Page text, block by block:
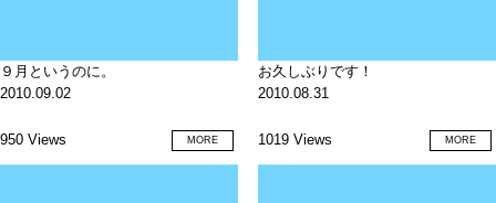
９月というのに。
2010.09.02
950 Views MORE
お久しぶりです！
2010.08.31
1019 Views MORE